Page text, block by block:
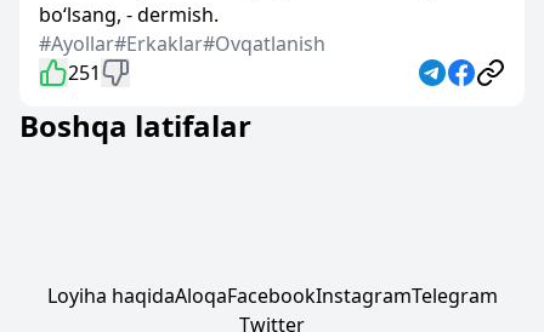
bo‘lsang, - dermish.
#Ayollar#Erkaklar#Ovqatlanish
251
Boshqa latifalar
Loyiha haqidaAloqaFacebookInstagramTelegram
Twitter